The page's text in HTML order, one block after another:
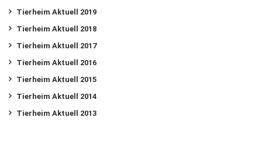
Tierheim Aktuell 2019
Tierheim Aktuell 2018
Tierheim Aktuell 2017
Tierheim Aktuell 2016
Tierheim Aktuell 2015
Tierheim Aktuell 2014
Tierheim Aktuell 2013